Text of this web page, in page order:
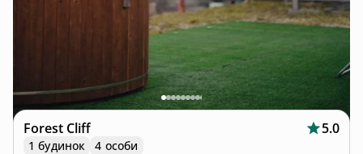
Forest Cliff 5.0
1 будинок
4 особи